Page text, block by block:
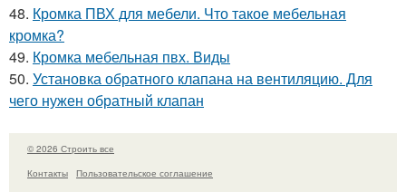
48. Кромка ПВХ для мебели. Что такое мебельная
кромка?
49. Кромка мебельная пвх. Виды
50. Установка обратного клапана на вентиляцию. Для
чего нужен обратный клапан
© 2026 Строить все
Контакты
Пользовательское соглашение